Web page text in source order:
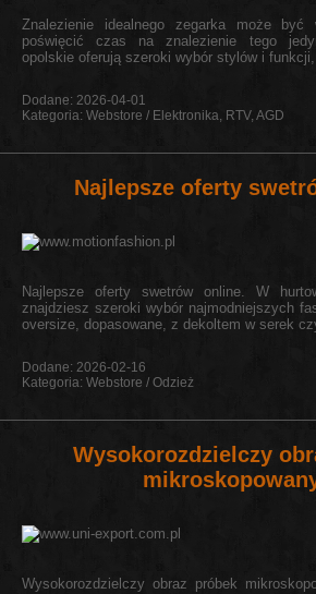
Znalezienie idealnego zegarka może być
poświęcić czas na znalezienie tego
opolskie oferują szeroki wybór stylów i
Dodane: 2026-04-01
Kategoria: Webstore / Elektronika, RTV, AGD
Najlepsze oferty
Najlepsze oferty swetrów online. W
znajdziesz szeroki wybór najmodniejszych
oversize, dopasowane, z dekoltem w serek
Dodane: 2026-02-16
Kategoria: Webstore / Odzież
Wysokorozdzielczy obraz próbek
Wysokorozdzielczy obraz próbek